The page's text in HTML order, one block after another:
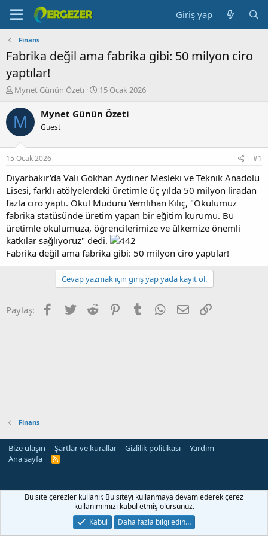
Giriş yap
Finans
Fabrika değil ama fabrika gibi: 50 milyon ciro
yaptılar!
K
n
b
u
u
b
a
ş
l
a
t
a
n
Mynet Günün Özeti
B
ş
ç
a
r
i
h
i
15 Ocak 2026
M Mynet Günün Özeti
Guest
15 Ocak 2026 #1
Diyarbakır'da Vali Gökhan Aydıner Mesleki ve Teknik Anadolu
Lisesi, farklı atölyelerdeki üretimle üç yılda 50 milyon liradan
fazla ciro yaptı. Okul Müdürü Yemlihan Kılıç, "Okulumuz
fabrika statüsünde üretim yapan bir eğitim kurumu. Bu
üretimle okulumuza, öğrencilerimize ve ülkemize önemli
katkılar sağlıyoruz" dedi.
Fabrika değil ama fabrika gibi: 50 milyon ciro yaptılar!
Cevap yazmak için giriş yap yada kayıt ol.
Paylaş: Facebook
Twitter Reddit PinterestTumblr WhatsApp
E-posta
Finans
Bize ulaşın Şartlar ve kurallar Gizlilik politikası
Yardım
Ana sayfa
R
siteleri
Bu site çerezler kullanır. Bu siteyi kullanmaya devam ederek çerez
kullanımımızı kabul etmiş olursunuz.
Kabul
Daha fazla bilgi edin…